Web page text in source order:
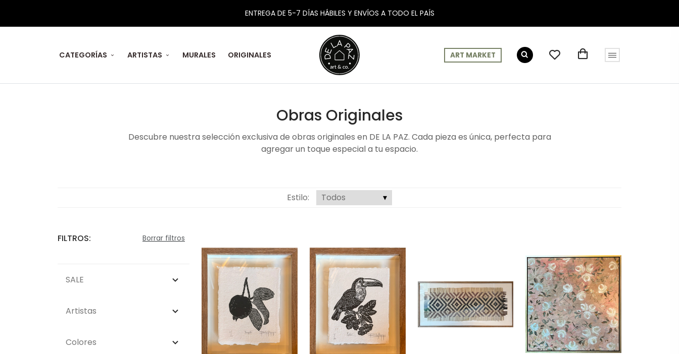
ENTREGA DE 5-7 DÍAS HÁBILES Y ENVÍOS A TODO EL PAÍS
CATEGORÍAS ARTISTAS MURALES ORIGINALES ART MARKET
Obras Originales
Obras Originales
Descubre nuestra selección exclusiva de obras originales en DE LA PAZ. Cada pieza es única, perfecta para
agregar un toque especial a tu espacio.
Estilo:
FILTROS: Borrar filtros
SALE
Artistas
Colores